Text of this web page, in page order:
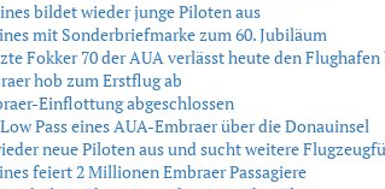
bildet wieder junge Piloten aus
mit Sonderbriefmarke zum 60. Jubiläum
Fokker 70 der AUA verlässt heute den
hob zum Erstflug ab
Einflottung abgeschlossen
Pass eines AUA-Embraer über die Donauinsel
neue Piloten aus und sucht weitere
feiert 2 Millionen Embraer Passagiere